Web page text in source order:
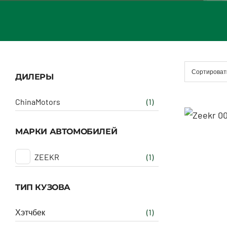
ДИЛЕРЫ
ChinaMotors (1)
МАРКИ АВТОМОБИЛЕЙ
ZEEKR (1)
ТИП КУЗОВА
Хэтчбек (1)